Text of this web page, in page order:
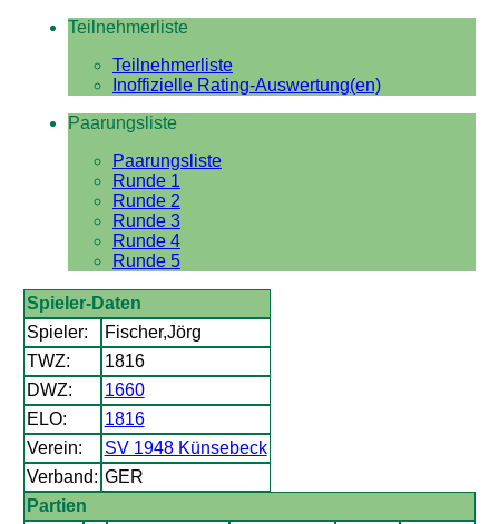
Teilnehmerliste
Teilnehmerliste
Inoffizielle Rating-Auswertung(en)
Paarungsliste
Paarungsliste
Runde 1
Runde 2
Runde 3
Runde 4
Runde 5
Spieler-Daten
Spieler:
Fischer,Jörg
TWZ:
1816
DWZ:
1660
ELO:
1816
Verein:
SV 1948 Künsebeck
Verband: GER
Partien